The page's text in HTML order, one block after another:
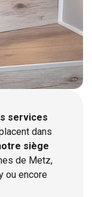
services
dans
siège
de Metz,
ou encore